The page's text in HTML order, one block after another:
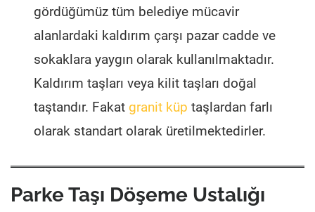
gördüğümüz tüm belediye mücavir
alanlardaki kaldırım çarşı pazar cadde ve
sokaklara yaygın olarak kullanılmaktadır.
Kaldırım taşları veya kilit taşları doğal
taştandır. Fakat granit küp taşlardan farlı
olarak standart olarak üretilmektedirler.
Parke Taşı Döşeme Ustalığı